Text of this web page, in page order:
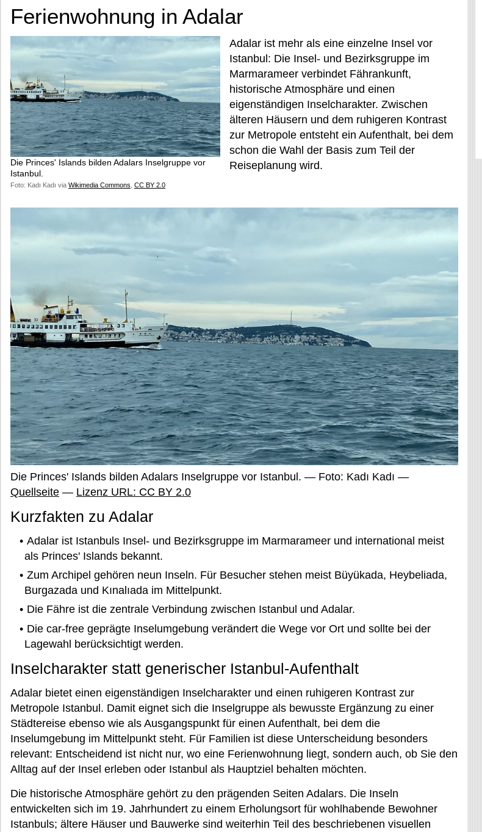
Ferienwohnung in Adalar
Die Princes' Islands bilden Adalars Inselgruppe vor
Istanbul.
Foto: Kadı Kadı via Wikimedia Commons CC BY 2.0
Adalar ist mehr als eine einzelne Insel vor
Istanbul: Die Insel- und Bezirksgruppe im
Marmarameer verbindet Fährankunft,
historische Atmosphäre und einen
eigenständigen Inselcharakter. Zwischen
älteren Häusern und dem ruhigeren Kontrast
zur Metropole entsteht ein Aufenthalt, bei dem
schon die Wahl der Basis zum Teil der
Reiseplanung wird.
Die Princes' Islands bilden Adalars Inselgruppe vor Istanbul. — Foto: Kadı Kadı —
Quellseite — Lizenz URL: CC BY 2.0
Kurzfakten zu Adalar
Adalar ist Istanbuls Insel- und Bezirksgruppe im Marmarameer und international meist
als Princes' Islands bekannt.
Zum Archipel gehören neun Inseln. Für Besucher stehen meist Büyükada, Heybeliada,
Burgazada und Kınalıada im Mittelpunkt.
Die Fähre ist die zentrale Verbindung zwischen Istanbul und Adalar.
Die car-free geprägte Inselumgebung verändert die Wege vor Ort und sollte bei der
Lagewahl berücksichtigt werden.
Inselcharakter statt generischer Istanbul-Aufenthalt
Adalar bietet einen eigenständigen Inselcharakter und einen ruhigeren Kontrast zur
Metropole Istanbul. Damit eignet sich die Inselgruppe als bewusste Ergänzung zu einer
Städtereise ebenso wie als Ausgangspunkt für einen Aufenthalt, bei dem die
Inselumgebung im Mittelpunkt steht. Für Familien ist diese Unterscheidung besonders
relevant: Entscheidend ist nicht nur, wo eine Ferienwohnung liegt, sondern auch, ob Sie den
Alltag auf der Insel erleben oder Istanbul als Hauptziel behalten möchten.
Die historische Atmosphäre gehört zu den prägenden Seiten Adalars. Die Inseln
entwickelten sich im 19. Jahrhundert zu einem Erholungsort für wohlhabende Bewohner
Istanbuls; ältere Häuser und Bauwerke sind weiterhin Teil des beschriebenen visuellen